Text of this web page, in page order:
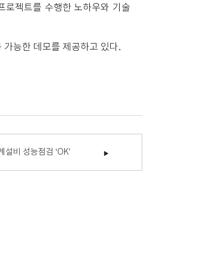
로젝트를 수행한 노하우와 기술
가능한 데모를 제공하고 있다.
설비 성능점검 ‘OK’